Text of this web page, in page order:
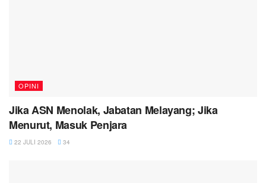
OPINI
Jika ASN Menolak, Jabatan Melayang; Jika
Menurut, Masuk Penjara
22 JULI 2026 34